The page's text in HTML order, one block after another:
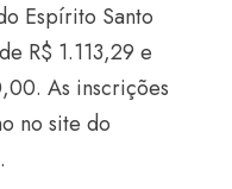
Espírito Santo
R$ 1.113,29 e
As inscrições
no site do